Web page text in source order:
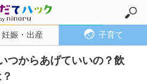
妊娠・出産 子育て
つからあげていいの？飲